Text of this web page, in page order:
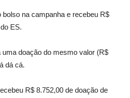
na campanha e recebeu R$
ES.
doação do mesmo valor (R$
dá cá.
R$ 8.752,00 de doação de